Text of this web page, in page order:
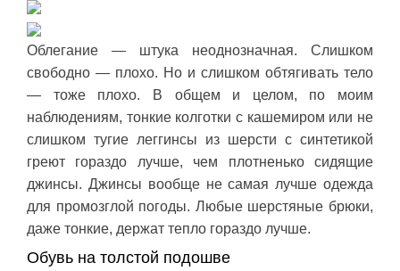
Облегание — штука неоднозначная. Слишком
свободно — плохо. Но и слишком обтягивать тело
— тоже плохо. В общем и целом, по моим
наблюдениям, тонкие колготки с кашемиром или не
слишком тугие леггинсы из шерсти с синтетикой
греют гораздо лучше, чем плотненько сидящие
джинсы. Джинсы вообще не самая лучше одежда
для промозглой погоды. Любые шерстяные брюки,
даже тонкие, держат тепло гораздо лучше.
Обувь на толстой подошве